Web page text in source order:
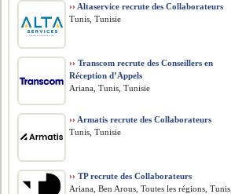
›› Altaservice recrute des Collaborateurs
Tunis, Tunisie
›› Transcom recrute des Conseillers en
Réception d’Appels
Ariana, Tunis, Tunisie
›› Armatis recrute des Collaborateurs
Tunis, Tunisie
›› TP recrute des Collaborateurs
Ariana, Ben Arous, Toutes les régions, Tunis,